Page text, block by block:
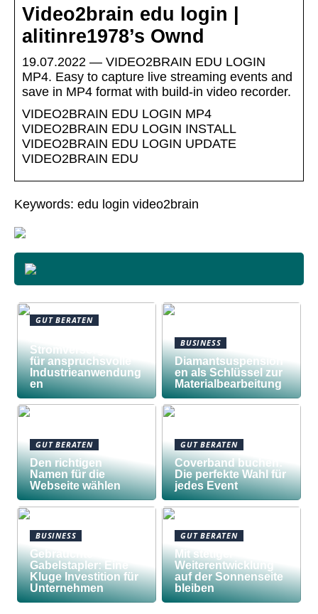
Video2brain edu login |
alitinre1978’s Ownd
19.07.2022 — VIDEO2BRAIN EDU LOGIN
MP4. Easy to capture live streaming events and
save in MP4 format with build-in video recorder.
VIDEO2BRAIN EDU LOGIN MP4
VIDEO2BRAIN EDU LOGIN INSTALL
VIDEO2BRAIN EDU LOGIN UPDATE
VIDEO2BRAIN EDU
Keywords: edu login video2brain
GUT BERATEN
Stromversorgungen
für anspruchsvolle
Industrieanwendung
en
BUSINESS
Diamantsuspension
en als Schlüssel zur
Materialbearbeitung
GUT BERATEN
Den richtigen
Namen für die
Webseite wählen
GUT BERATEN
Coverband buchen:
Die perfekte Wahl für
jedes Event
BUSINESS
Gebrauchte
Gabelstapler: Eine
Kluge Investition für
Unternehmen
GUT BERATEN
Mit stetiger
Weiterentwicklung
auf der Sonnenseite
bleiben